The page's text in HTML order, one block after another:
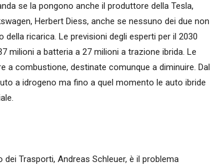
se la pongono anche il produttore della Tesla,
Herbert Diess, anche se nessuno dei due non
della ricarica. Le previsioni degli esperti per il 2030
milioni a batteria a 27 milioni a trazione ibrida. Le
combustione, destinate comunque a diminuire. Dal
a idrogeno ma fino a quel momento le auto ibride
Trasporti, Andreas Schleuer, è il problema